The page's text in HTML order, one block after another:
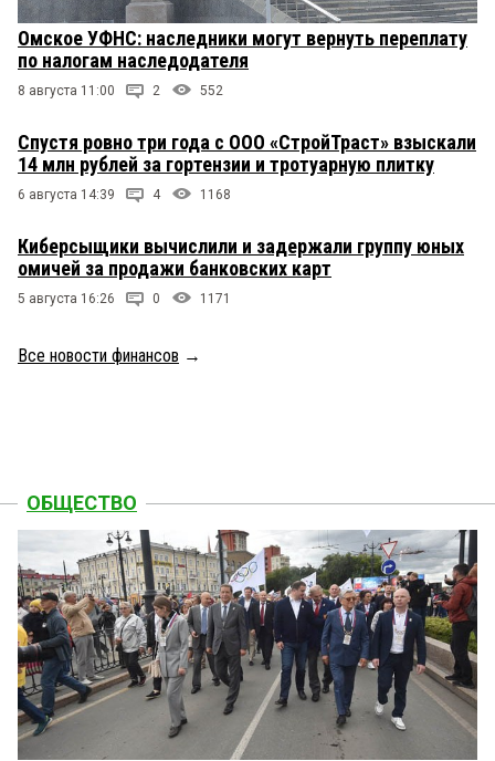
Омское УФНС: наследники могут вернуть переплату
по налогам наследодателя
8 августа 11:00 2 552
Спустя ровно три года с ООО «СтройТраст» взыскали
14 млн рублей за гортензии и тротуарную плитку
6 августа 14:39 4 1168
Киберсыщики вычислили и задержали группу юных
омичей за продажи банковских карт
5 августа 16:26 0 1171
Все новости финансов →
ОБЩЕСТВО